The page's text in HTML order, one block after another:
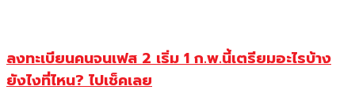
ลงทะเบียนคนจนเฟส 2 เริ่ม 1 ก.พ.นี้เตรียมอะไรบ้าง
ยังไงที่ไหน? ไปเช็คเลย